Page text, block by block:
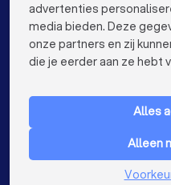
VOOR PARTICULIEREN
Nederland
advertenties
media bieden. Deze
onze partners en zij
die je eerder aan ze hebt
Alles
Alleen